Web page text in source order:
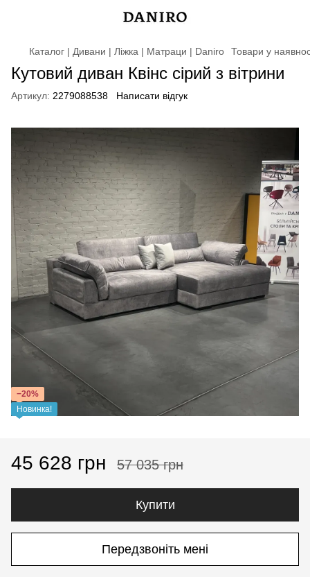
Каталог | Дивани | Ліжка | Матраци | Daniro Товари у
Кутовий диван Квінс сірий з вітрини
Артикул: 2279088538 Написати відгук
−20%
Новинка!
45 628 грн 57 035 грн
Купити
Передзвоніть мені